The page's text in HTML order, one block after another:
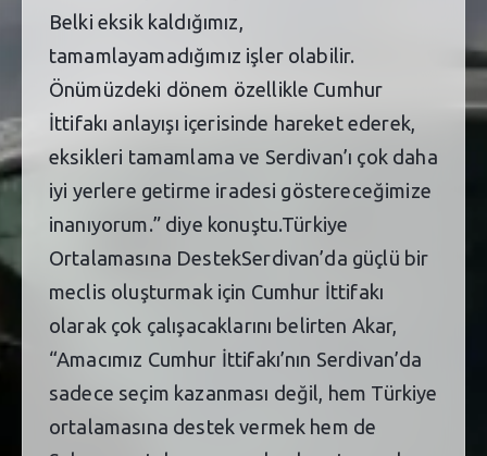
Belki eksik kaldığımız,
tamamlayamadığımız işler olabilir.
Önümüzdeki dönem özellikle Cumhur
İttifakı anlayışı içerisinde hareket ederek,
eksikleri tamamlama ve Serdivan’ı çok daha
iyi yerlere getirme iradesi göstereceğimize
inanıyorum.” diye konuştu.Türkiye
Ortalamasına DestekSerdivan’da güçlü bir
meclis oluşturmak için Cumhur İttifakı
olarak çok çalışacaklarını belirten Akar,
“Amacımız Cumhur İttifakı’nın Serdivan’da
sadece seçim kazanması değil, hem Türkiye
ortalamasına destek vermek hem de